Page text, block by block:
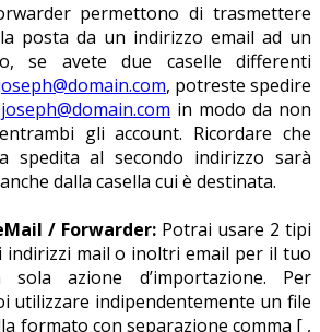
permettono di trasmettere
posta da un indirizzo email ad un
se avete due caselle differenti
, potreste spedire
joseph@domain.com in modo da non
gli account. Ricordare che
spedita al secondo indirizzo sarà
dalla casella cui è destinata.
/ Forwarder: Potrai usare 2 tipi
indirizzi mail o inoltri email per il tuo
azione d’importazione. Per
utilizzare indipendentemente un file
formato con separazione comma [ ,